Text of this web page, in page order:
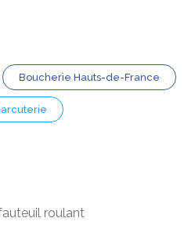
Boucherie Hauts-de-France
roulant